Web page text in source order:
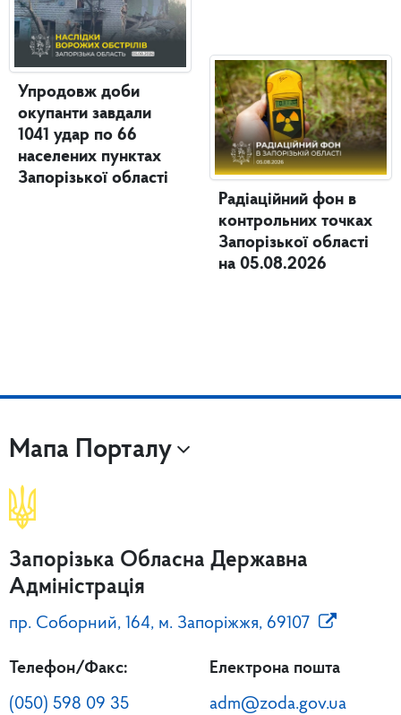
Упродовж доби
окупанти завдали
1041 удар по 66
населених пунктах
Запорізької області
Радіаційний фон в
контрольних точках
Запорізької області
на 05.08.2026
Мапа Порталу
Запорізька Обласна Державна
Адміністрація
пр. Соборний, 164, м. Запоріжжя, 69107
Телефон/Факс:
(050) 598 09 35
Електрона пошта
adm@zoda.gov.ua